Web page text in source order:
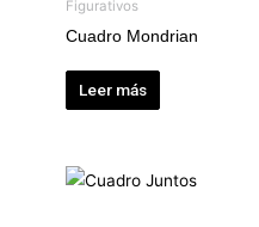
Figurativos
Cuadro Mondrian
Leer más